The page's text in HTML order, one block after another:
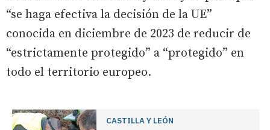
“se haga efectiva la decisión de la UE”
conocida en diciembre de 2023 de reducir de
“estrictamente protegido” a “protegido” en
todo el territorio europeo.
CASTILLA Y LEÓN